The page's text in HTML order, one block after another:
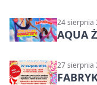
24 sierpnia
AQUA
27 sierpnia